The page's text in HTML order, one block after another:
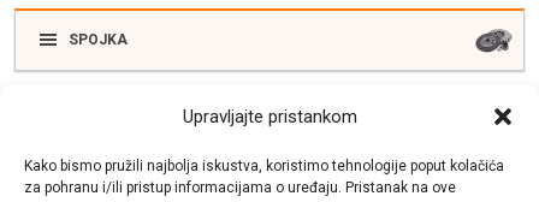
Upravljajte pristankom
Kako bismo pružili najbolja iskustva, koristimo tehnologije poput kolačića
za pohranu i/ili pristup informacijama o uređaju. Pristanak na ove
SPOJKA